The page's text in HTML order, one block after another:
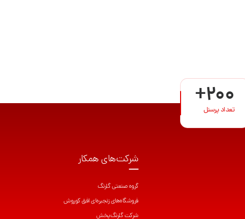
+200
تعداد پرسنل
شرکت‌های همکار
گروه صنعتی گلرنگ
فروشگاه‌های زنجیره‌ای افق کوروش
شرکت گلرنگ‌پخش